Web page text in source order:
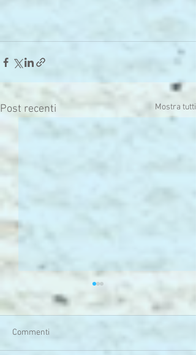
Post recenti Mostra tutti
Commenti